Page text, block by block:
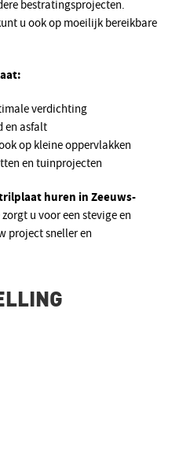
bestratingsprojecten.
u ook op moeilijk bereikbare
verdichting
en asfalt
op kleine oppervlakken
en tuinprojecten
huren in Zeeuws-
u voor een stevige en
project sneller en